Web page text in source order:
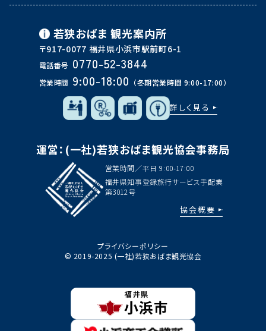
若狭おばま 観光案内所
〒917-0077 福井県小浜市駅前町6-1
電話番号 0770-52-3844
営業時間 9:00-18:00 （冬期営業時間 9:00-17:00）
詳しく見る
運営：(一社)若狭おばま観光協会事務局
営業時間／平日 9:00-17:00
福井県知事登録旅行サービス手配業
第3012号
協会概要
プライバシーポリシー
© 2019-2025 (一社)若狭おばま観光協会